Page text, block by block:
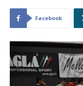
Facebook